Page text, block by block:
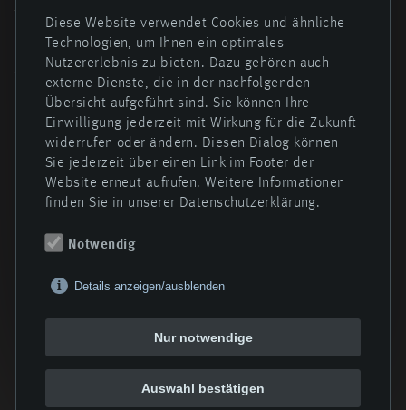
familiäre Atmosphäre mit netten und
hilfsbereiten Kolleginnen und Kollegen hat uns sehr
gefallen", sagen sie.
Umso mehr freut es uns, dass uns die beiden auch
künftig in unterschiedlichen Rollen erhalten bleiben.
Diese Website verwendet Cookies und ähnliche
Technologien, um Ihnen ein optimales
Nutzererlebnis zu bieten. Dazu gehören auch
externe Dienste, die in der nachfolgenden
Übersicht aufgeführt sind. Sie können Ihre
Einwilligung jederzeit mit Wirkung für die Zukunft
widerrufen oder ändern. Diesen Dialog können
Sie jederzeit über einen Link im Footer der
Website erneut aufrufen. Weitere Informationen
finden Sie in unserer Datenschutzerklärung.
Notwendig
Details anzeigen/ausblenden
Nur notwendige
Auswahl bestätigen